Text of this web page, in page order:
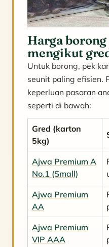
Harga
mengikut
Untuk borong, pek
seunit paling efisien.
keperluan pasaran
seperti di bawah:
Gred (karton
5kg)
Ajwa Premium A
No.1 (Small)
Ajwa Premium
AA
Ajwa Premium
VIP AAA